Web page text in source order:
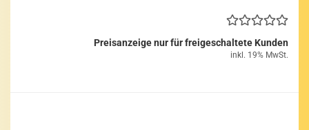
Preisanzeige nur für freigeschaltete Kunden
inkl. 19% MwSt.